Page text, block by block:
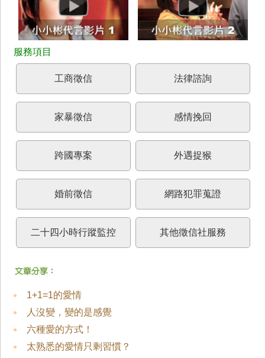
工商徵信 法律諮詢
家暴徵信 感情挽回
跨國專案 外遇捉猴
婚前徵信 網路犯罪蒐證
二十四小時行蹤監控 其他徵信社服務
1+1=1的愛情
人沒變，變的是感覺
六種愛的方式！
太熟悉的愛情只剩習慣？